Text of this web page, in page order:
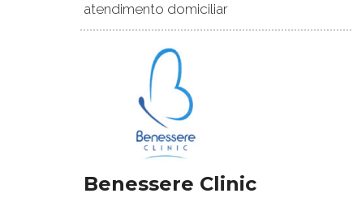
atendimento domiciliar
Benessere Clinic